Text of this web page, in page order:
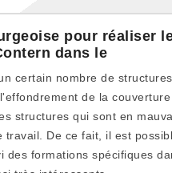
pour réaliser
dans le
certain nombre de
de la couverture
structures qui sont en
De ce fait, il est
des formations spécifiques